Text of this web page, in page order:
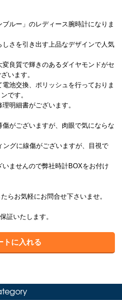
ルー」のレディース腕時計になりま
さを引き出す上品なデザインで人気
良質で輝きのあるダイヤモンドがセ
います。
池交換、ポリッシュを行っておりま
です。
明細書がございます。
がございますが、肉眼で気にならな
グに線傷がございますが、目視で
ませんので弊社時計BOXをお付け
らお気軽にお問合せ下さいませ。
証いたします。
トに入れる